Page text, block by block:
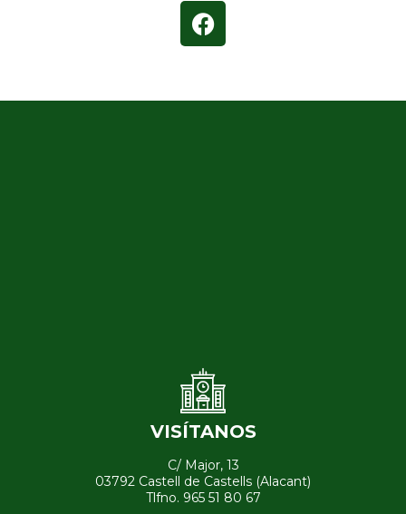
VISÍTANOS
C/ Major, 13
03792 Castell de Castells (Alacant)
Tlfno. 965 51 80 67